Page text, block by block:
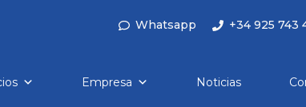
Whatsapp +34 925 743
Empresa Noticias